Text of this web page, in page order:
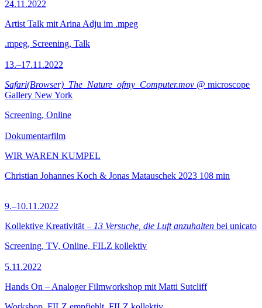
24.11.2022
Artist Talk mit Arina Adju im .mpeg
.mpeg, Screening, Talk
13.–17.11.2022
Safari(Browser)_The_Nature_ofmy_Computer.mov @ microscope
Gallery New York
Screening, Online
Dokumentarfilm
WIR WAREN KUMPEL
Christian Johannes Koch & Jonas Matauschek 2023 108 min
9.–10.11.2022
Kollektive Kreativität – 13 Versuche, die Luft anzuhalten bei unicato
Screening, TV, Online, FILZ kollektiv
5.11.2022
Hands On – Analoger Filmworkshop mit Matti Sutcliff